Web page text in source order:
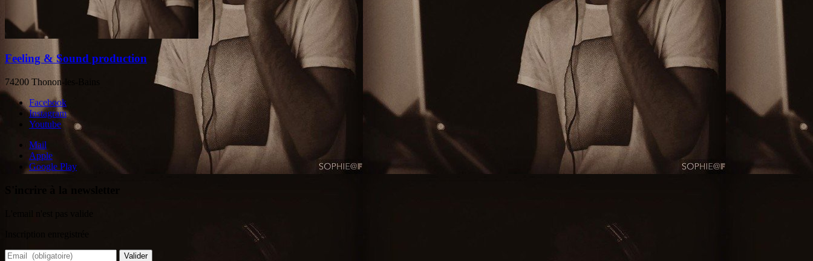
Feeling & Sound production
74200 Thonon-les-Bains
Facebook
Instagram
Youtube
Mail
Apple
Google Play
Valider